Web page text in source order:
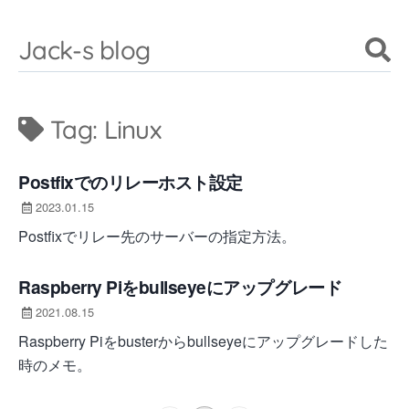
Jack-s blog
Tag: Linux
Postfixでのリレーホスト設定
2023.01.15
Postfixでリレー先のサーバーの指定方法。
Raspberry Piをbullseyeにアップグレード
2021.08.15
Raspberry Piをbusterからbullseyeにアップグレードした
時のメモ。